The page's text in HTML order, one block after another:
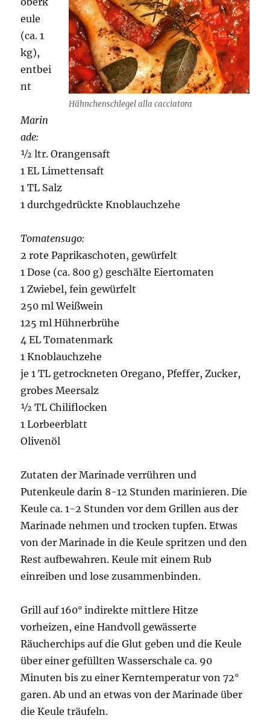
Hähnchenschlegel alla cacciatora
eule
(ca. 1
kg),
entbei
nt
Marin
ade:
½ ltr. Orangensaft
1 EL Limettensaft
1 TL Salz
1 durchgedrückte Knoblauchzehe
Tomatensugo:
2 rote Paprikaschoten, gewürfelt
1 Dose (ca. 800 g) geschälte Eiertomaten
1 Zwiebel, fein gewürfelt
250 ml Weißwein
125 ml Hühnerbrühe
4 EL Tomatenmark
1 Knoblauchzehe
je 1 TL getrockneten Oregano, Pfeffer, Zucker,
grobes Meersalz
½ TL Chiliflocken
1 Lorbeerblatt
Olivenöl
Zutaten der Marinade verrühren und
Putenkeule darin 8-12 Stunden marinieren. Die
Keule ca. 1-2 Stunden vor dem Grillen aus der
Marinade nehmen und trocken tupfen. Etwas
von der Marinade in die Keule spritzen und den
Rest aufbewahren. Keule mit einem Rub
einreiben und lose zusammenbinden.
Grill auf 160° indirekte mittlere Hitze
vorheizen, eine Handvoll gewässerte
Räucherchips auf die Glut geben und die Keule
über einer gefüllten Wasserschale ca. 90
Minuten bis zu einer Kerntemperatur von 72°
garen. Ab und an etwas von der Marinade über
die Keule träufeln.